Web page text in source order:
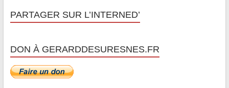
PARTAGER SUR L’INTERNED’
DON À GERARDDESURESNES.FR